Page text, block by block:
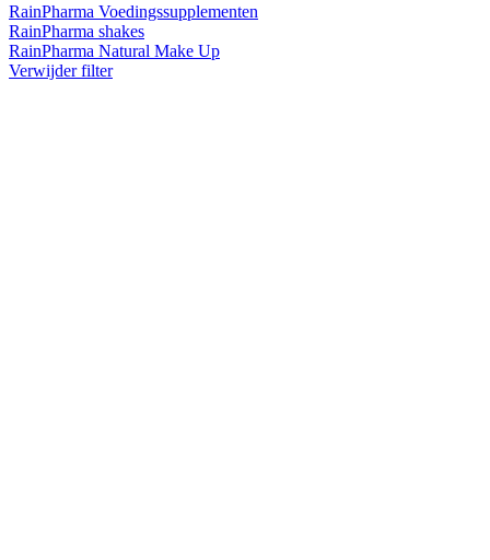
RainPharma Voedingssupplementen
RainPharma shakes
RainPharma Natural Make Up
Verwijder filter